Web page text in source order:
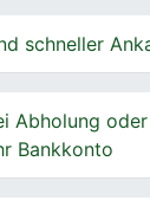
schneller
Abholung
Bankkonto